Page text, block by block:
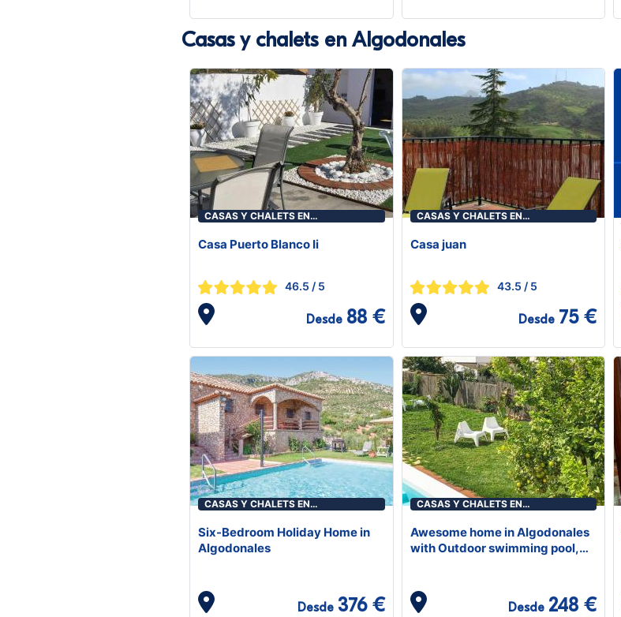
Casas y chalets en Algodonales
CASAS Y CHALETS EN
Casa Puerto Blanco Ii
46.5 / 5
Desde 88 €
CASAS Y CHALETS EN
Casa juan
43.5 / 5
Desde 75 €
CASAS Y CHALETS EN
Six-Bedroom Holiday Home in
Algodonales
Desde 376 €
CASAS Y CHALETS EN
Awesome home in Algodonales
with Outdoor swimming pool,
Desde 248 €